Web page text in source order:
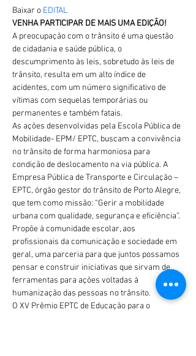
Baixar o EDITAL
VENHA PARTICIPAR DE MAIS UMA EDIÇÃO!
A preocupação com o trânsito é uma questão
de cidadania e saúde pública, o
descumprimento às leis, sobretudo às leis de
trânsito, resulta em um alto índice de
acidentes, com um número significativo de
vítimas com sequelas temporárias ou
permanentes e também fatais.
As ações desenvolvidas pela Escola Pública de
Mobilidade- EPM/ EPTC, buscam a convivência
no trânsito de forma harmoniosa para
condição de deslocamento na via pública. A
Empresa Pública de Transporte e Circulação –
EPTC, órgão gestor do trânsito de Porto Alegre,
que tem como missão: “Gerir a mobilidade
urbana com qualidade, segurança e eficiência”.
Propõe à comunidade escolar, aos
profissionais da comunicação e sociedade em
geral, uma parceria para que juntos possamos
pensar e construir iniciativas que sirvam de
ferramentas para ações voltadas à
humanização das pessoas no trânsito.
O XV Prêmio EPTC de Educação para o